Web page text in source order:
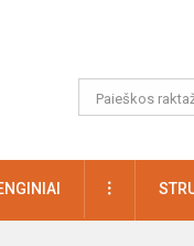
DAUGIAU